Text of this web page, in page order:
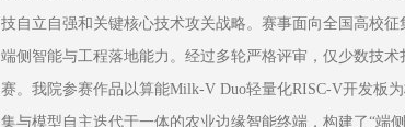
技自立自强和关键核心技术攻关战略。赛事面向全国高校征
端侧智能与工程落地能力。经过多轮严格评审，仅少数技
赛。我院参赛作品以算能Milk-V Duo轻量化RISC-V开发板
集与模型自主迭代于一体的农业边缘智能终端，构建了“端